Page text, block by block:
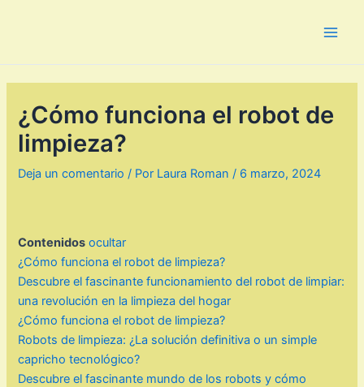
¿Cómo funciona el robot de
limpieza?
Deja un comentario / Por Laura Roman/ 6 marzo, 2024
Contenidos ocultar
¿Cómo funciona el robot de limpieza?
Descubre el fascinante funcionamiento del robot de limpiar:
una revolución en la limpieza del hogar
¿Cómo funciona el robot de limpieza?
Robots de limpieza: ¿La solución definitiva o un simple
capricho tecnológico?
Descubre el fascinante mundo de los robots y cómo